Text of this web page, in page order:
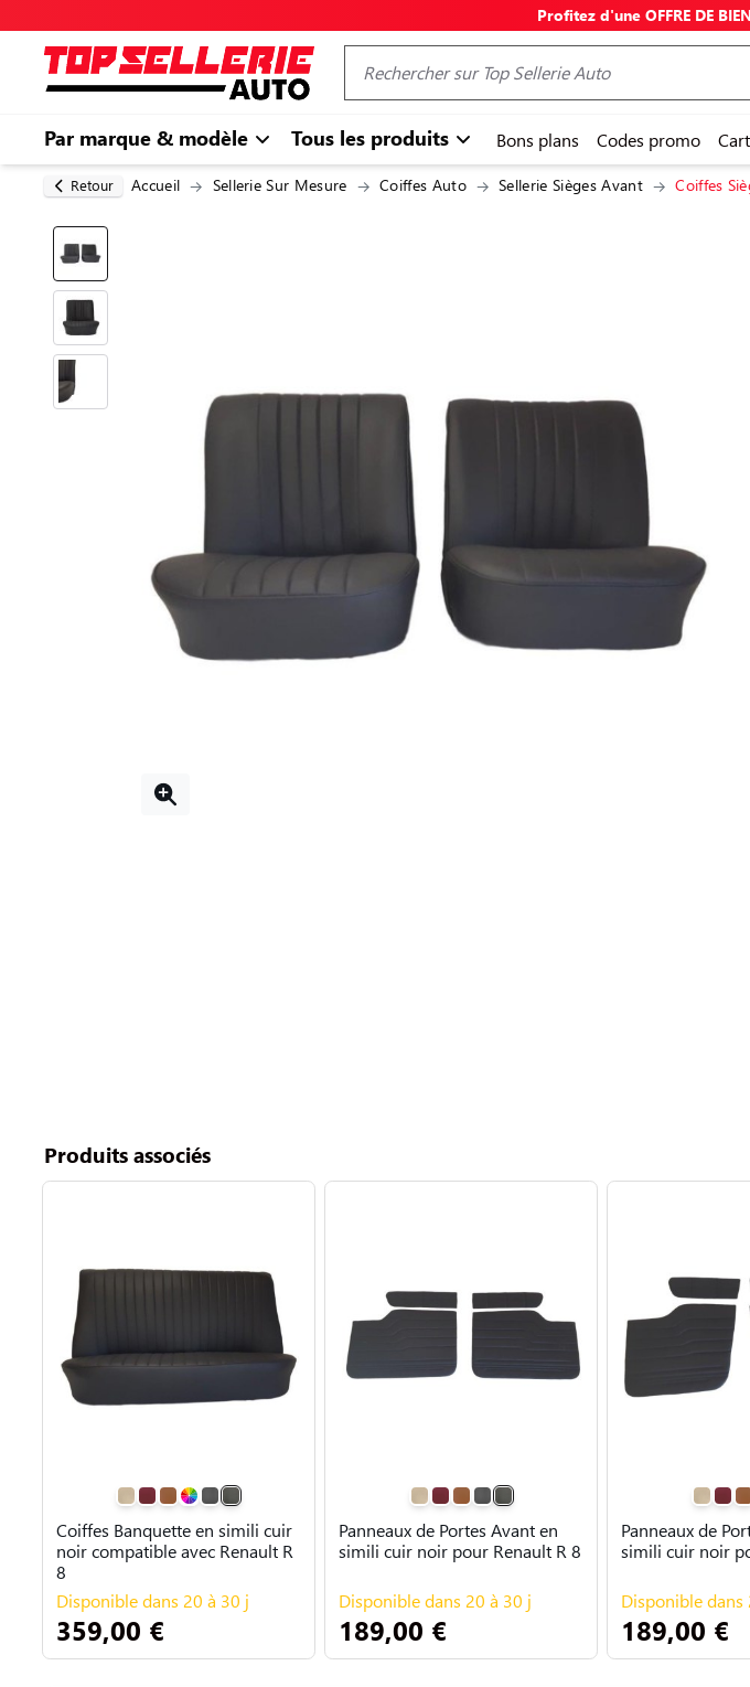
Profitez d'une OFFRE DE
Par marque & modèle Tous les produits Bons plans Codes promo
Retour Accueil Sellerie Sur Mesure Coiffes Auto Sellerie Sièges Avant Coiffes
Produits associés
Coiffes Banquette en simili cuir
noir compatible avec Renault R
8
Disponible dans 20 à 30 j
359,00 €
Panneaux de Portes Avant en
simili cuir noir pour Renault R 8
Disponible dans 20 à 30 j
189,00 €
Panneaux de
simili cuir noir
Disponible dans
189,00 €